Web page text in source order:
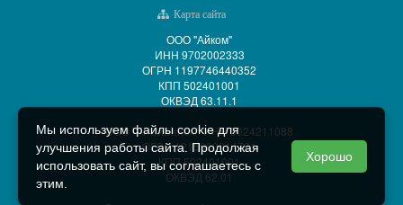
Карта сайта
ООО "Айком"
ИНН 9702002333
ОГРН 1197746440352
КПП 502401001
ОКВЭД 63.11.1
ООО "АйСиБиКом" ИНН 5024211088
ОГРН 1215000014701
КПП 502401001
ОКВЭД 62.01
Мы используем файлы cookie для
улучшения работы сайта. Продолжая
использовать сайт, вы соглашаетесь с
этим.
Хорошо